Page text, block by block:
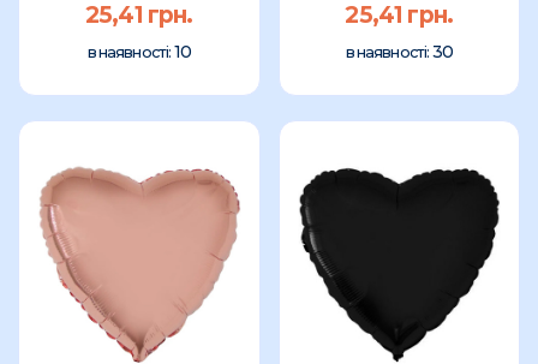
25,41 грн.
в наявності: 10
25,41 грн.
в наявності: 30